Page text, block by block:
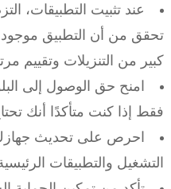
عند تثبيت التطبيقات،
تحقق من أن التطبيق موجود
كبير من التنزيلات وتقييم
امنح حق الوصول إلى
فقط إذا كنت متأكدًا أنك
احرص على تحديث
التشغيل والتطبيقات